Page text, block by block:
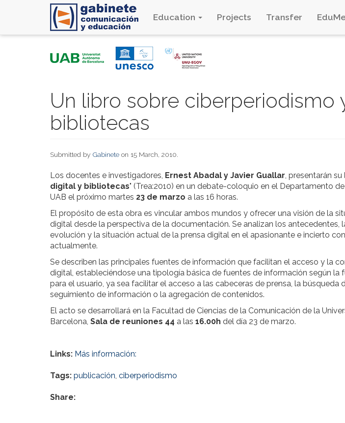
Education Projects Transfer
Un libro sobre ciberperiodismo
bibliotecas
Submitted by Gabinete on 15 March, 2010.
Los docentes e investigadores, Ernest Abadal y Javier Guallar, presentarán su
digital y bibliotecas" (Trea:2010) en un debate-coloquio en el Departamento
UAB el próximo martes 23 de marzo a las 16 horas.
El propósito de esta obra es vincular ambos mundos y ofrecer una visión de la
digital desde la perspectiva de la documentación. Se analizan los antecedentes,
evolución y la situación actual de la prensa digital en el apasionante e incierto
actualmente.
Se describen las principales fuentes de información que facilitan el acceso y la
digital, estableciéndose una tipología básica de fuentes de información según la
para el usuario, ya sea facilitar el acceso a las cabeceras de prensa, la búsqueda
seguimiento de información o la agregación de contenidos.
El acto se desarrollará en la Facultad de Ciencias de la Comunicación de la
Barcelona, Sala de reuniones 44 a las 16.00h del día 23 de marzo.
Links: Más información:
Tags: publicación, ciberperiodismo
Share: